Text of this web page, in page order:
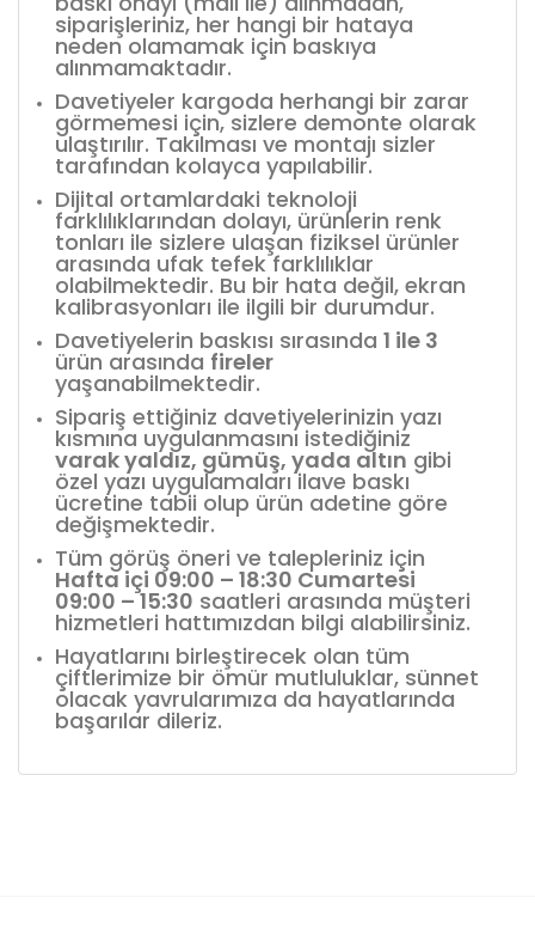
siparişleriniz, her hangi bir hataya
neden olamamak için baskıya
alınmamaktadır.
Davetiyeler kargoda herhangi bir zarar
görmemesi için, sizlere demonte olarak
ulaştırılır. Takılması ve montajı sizler
tarafından kolayca yapılabilir.
Dijital ortamlardaki teknoloji
farklılıklarından dolayı, ürünlerin renk
tonları ile sizlere ulaşan fiziksel ürünler
arasında ufak tefek farklılıklar
olabilmektedir. Bu bir hata değil, ekran
kalibrasyonları ile ilgili bir durumdur.
Davetiyelerin baskısı sırasında 1 ile 3
ürün arasında fireler
yaşanabilmektedir.
Sipariş ettiğiniz davetiyelerinizin yazı
kısmına uygulanmasını istediğiniz
varak yaldız, gümüş, yada altın gibi
özel yazı uygulamaları ilave baskı
ücretine tabii olup ürün adetine göre
değişmektedir.
Tüm görüş öneri ve talepleriniz için
Hafta içi 09:00 – 18:30 Cumartesi
09:00 – 15:30 saatleri arasında müşteri
hizmetleri hattımızdan bilgi alabilirsiniz.
Hayatlarını birleştirecek olan tüm
çiftlerimize bir ömür mutluluklar, sünnet
olacak yavrularımıza da hayatlarında
başarılar dileriz.